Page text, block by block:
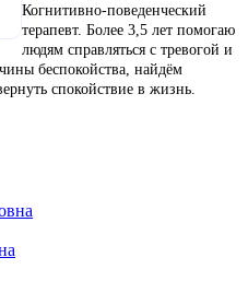
Когнитивно-поведенческий
терапевт. Более 3,5 лет помогаю
людям справляться с тревогой и
беспокойства, найдём
спокойствие в жизнь.